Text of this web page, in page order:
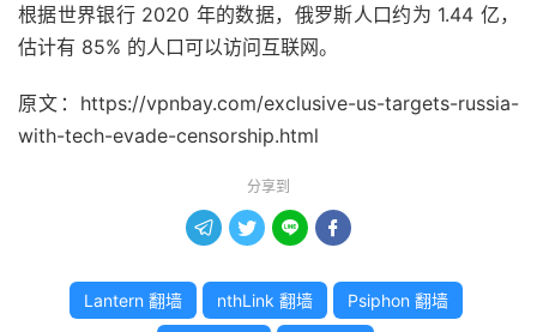
根据世界银行 2020 年的数据，俄罗斯人口约为 1.44 亿，
估计有 85% 的人口可以访问互联网。
原文：https://vpnbay.com/exclusive-us-targets-russia-
with-tech-evade-censorship.html
分享到
   
Lantern 翻墙 nthLink 翻墙 Psiphon 翻墙